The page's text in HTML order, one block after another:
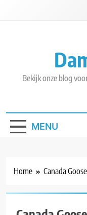
Bekijk onze blog
MENU
Home Canada